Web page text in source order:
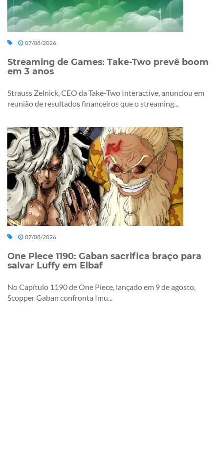
07/08/2026
Streaming de Games: Take-Two prevê boom
em 3 anos
Strauss Zelnick, CEO da Take-Two Interactive, anunciou em
reunião de resultados financeiros que o streaming...
07/08/2026
One Piece 1190: Gaban sacrifica braço para
salvar Luffy em Elbaf
No Capítulo 1190 de One Piece, lançado em 9 de agosto,
Scopper Gaban confronta Imu...